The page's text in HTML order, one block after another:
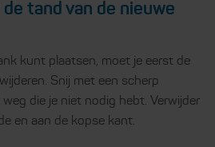
tand van de nieuwe
kunt plaatsen, moet je eerst de
Snij met een scherp
die je niet nodig hebt. Verwijder
en aan de kopse kant.